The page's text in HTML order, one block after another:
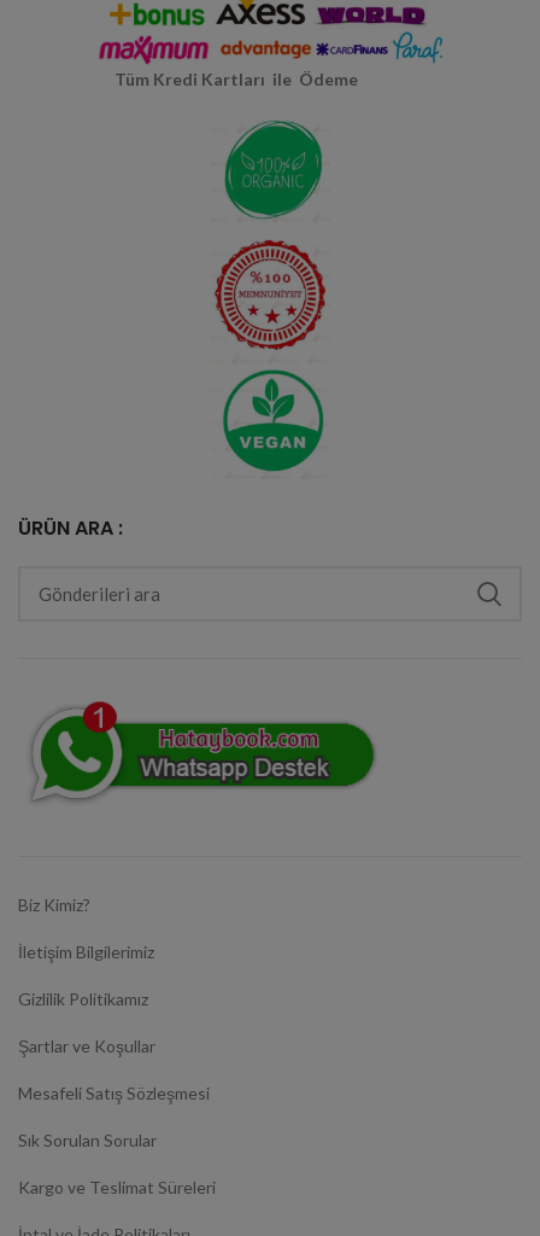
Tüm Kredi Kartları ile Ödeme
ÜRÜN ARA :
Biz Kimiz?
İletişim Bilgilerimiz
Gizlilik Politikamız
Şartlar ve Koşullar
Mesafeli Satış Sözleşmesi
Sık Sorulan Sorular
Kargo ve Teslimat Süreleri